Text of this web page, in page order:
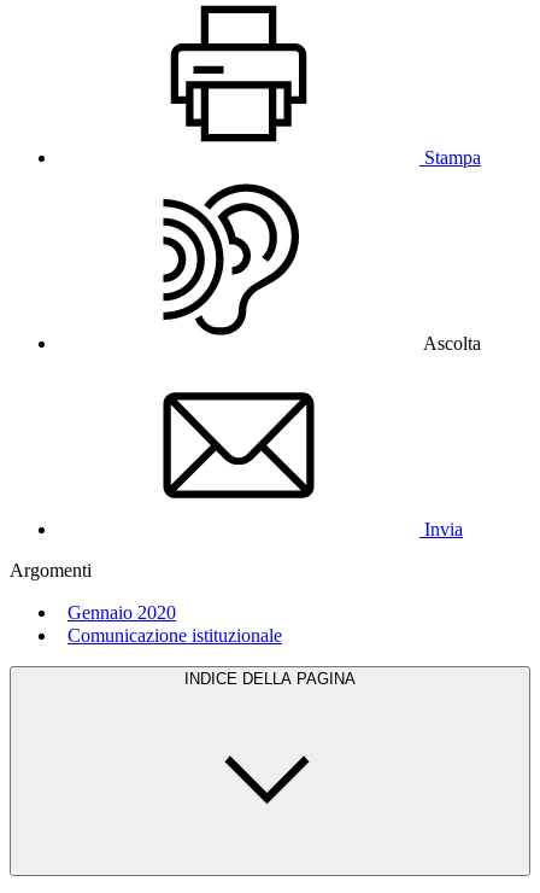
Stampa
Ascolta
Invia
Argomenti
Gennaio 2020
Comunicazione istituzionale
INDICE DELLA PAGINA